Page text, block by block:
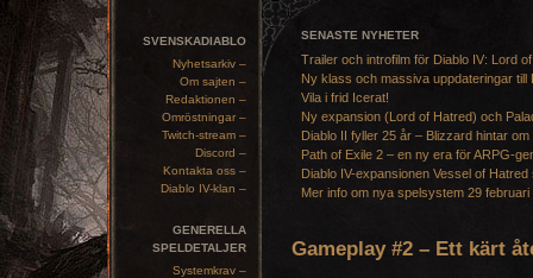
SVENSKADIABLO
Nyhetsarkiv –
Om sajten –
Redaktionen –
Omröstningar –
Twitch-stream –
Discord –
Kontakta oss –
Diablo IV-klan –
GENERELLA
SPELDETALJER
Systemkrav –
SENASTE NYHETER
Trailer och introfilm för Diablo IV: Lord
Ny klass och massiva uppdateringar till
Vila i frid Icerat!
Ny expansion (Lord of Hatred) och
Diablo II fyller 25 år – Blizzard hintar om
Path of Exile 2 – en ny era för ARPG-
Diablo IV-expansionen Vessel of
Mer info om nya spelsystem 29 februari
Gameplay #2 – Ett kärt